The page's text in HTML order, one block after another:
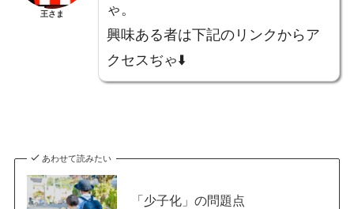
王さま
ゃ。
興味ある者は下記のリンクからア
クセスぢゃ⬇️
あわせて読みたい
「少子化」の問題点